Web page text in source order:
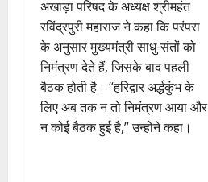
अखाड़ा परिषद के अध्यक्ष श्रीमहंत
रविंद्रपुरी महाराज ने कहा कि परंपरा
के अनुसार मुख्यमंत्री साधु-संतों को
निमंत्रण देते हैं, जिसके बाद पहली
बैठक होती है। “हरिद्वार अर्द्धकुंभ के
लिए अब तक न तो निमंत्रण आया और
न कोई बैठक हुई है,” उन्होंने कहा।